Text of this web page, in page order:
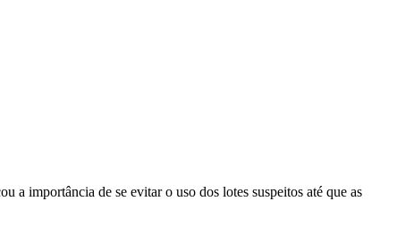
a importância de se evitar o uso dos lotes suspeitos até que as